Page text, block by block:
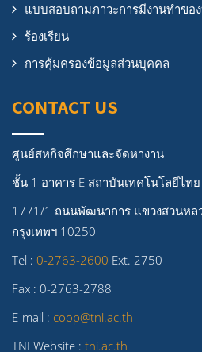
แบบสอบถามภาวะการมีงานทำ
ร้องเรียน
การคุ้มครองข้อมูลส่วนบุคคล
CONTACT US
ศูนย์สหกิจศึกษาและจัดหางาน
ชั้น 1 อาคาร E สถาบันเทคโนโลยีไท
1771/1 ถนนพัฒนาการ แขวงสวนหล
กรุงเทพฯ 10250
Tel : 0-2763-2600 Ext. 2750
Fax : 0-2763-2788
E-mail : coop@tni.ac.th
TNI Website : tni.ac.th